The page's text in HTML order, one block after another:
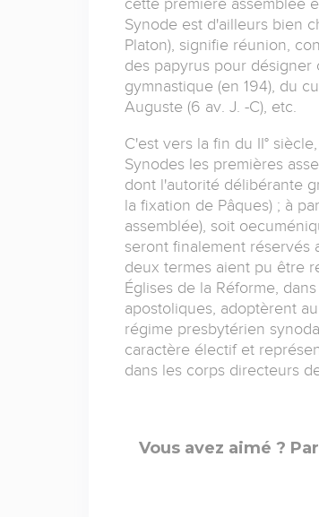
Synode est d'ailleurs bien
Platon), signifie réunion,
des papyrus pour désigner
gymnastique (en 194), du
Auguste (6 av. J. -C), etc.
C'est vers la fin du II°
Synodes les premières
dont l'autorité délibérante
la fixation de Pâques) ; à
assemblée), soit
seront finalement
deux termes aient pu être
Églises de la Réforme,
apostoliques, adoptèrent
régime presbytérien
caractère électif et
dans les corps directeurs
Vous avez aimé ?